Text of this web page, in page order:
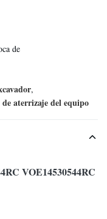
de
,
de aterrizaje del equipo
VOE14530544RC